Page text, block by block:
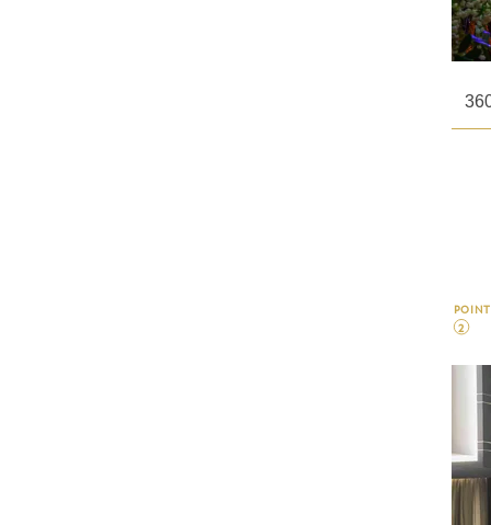
POINT
2